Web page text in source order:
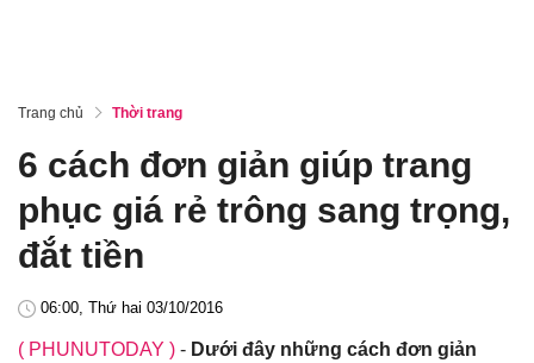
Trang chủ Thời trang
6 cách đơn giản giúp trang
phục giá rẻ trông sang trọng,
đắt tiền
06:00, Thứ hai 03/10/2016
( PHUNUTODAY ) - Dưới đây những cách đơn giản